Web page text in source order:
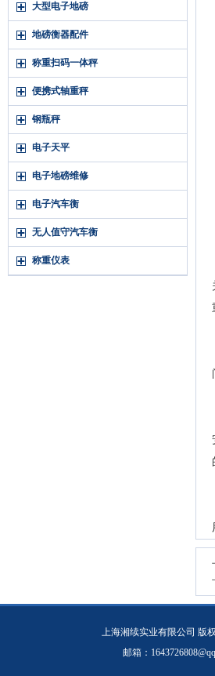
大型电子地磅
地磅衡器配件
称重扫码一体秤
便携式轴重秤
钢瓶秤
电子天平
电子地磅维修
电子汽车衡
无人值守汽车衡
称重仪表
上海湘续实业有限公司 版
邮箱：